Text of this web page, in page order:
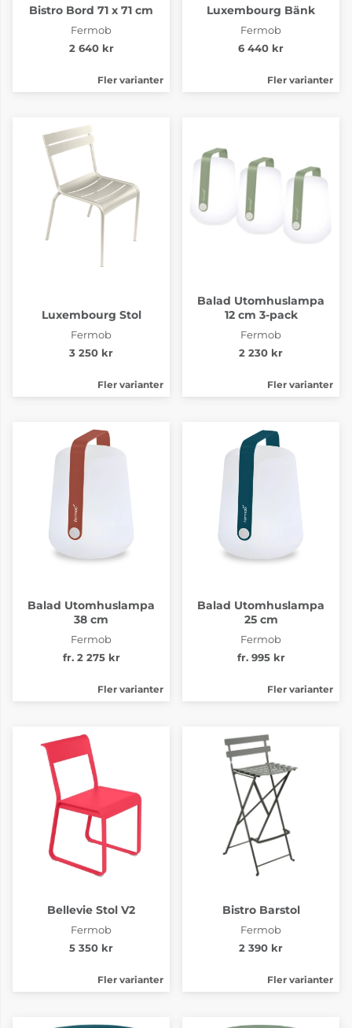
Bistro Bord 71 x 71 cm
Fermob
2 640 kr
Fler varianter
Luxembourg Bänk
Fermob
6 440 kr
Fler varianter
Luxembourg Stol
Fermob
3 250 kr
Fler varianter
Balad Utomhuslampa
12 cm 3-pack
Fermob
2 230 kr
Fler varianter
Balad Utomhuslampa
38 cm
Fermob
fr. 2 275 kr
Fler varianter
Balad Utomhuslampa
25 cm
Fermob
fr. 995 kr
Fler varianter
Bellevie Stol V2
Fermob
5 350 kr
Fler varianter
Bistro Barstol
Fermob
2 390 kr
Fler varianter